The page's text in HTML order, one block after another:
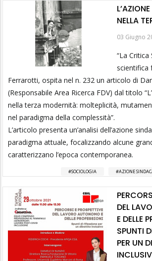
NELLA
03 Giugno
“La Critica
scientifica
Ferrarotti, ospita nel n. 232 un articolo di
(Responsabile Area Ricerca FDV) dal titolo
nella terza modernità: molteplicità,
nel paradigma della complessità”.
L’articolo presenta un’analisi dell’azione
paradigma attuale, focalizzando alcune
caratterizzano l’epoca contemporanea.
SOCIOLOGIA AZIONE
DEL
E DELLE
SPUNTI
PER UN